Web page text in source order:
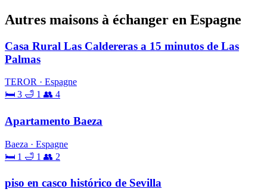
Autres maisons à échanger en Espagne
Casa Rural Las Caldereras a 15 minutos de Las
Palmas
TEROR · Espagne
🛏 3 🛁 1 👥 4
Apartamento Baeza
Baeza · Espagne
🛏 1 🛁 1 👥 2
piso en casco histórico de Sevilla